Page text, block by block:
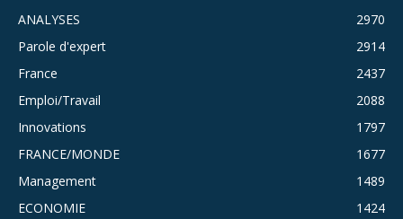
ANALYSES
2970
Parole d'expert
2914
France
2437
Emploi/Travail
2088
Innovations
1797
FRANCE/MONDE
1677
Management
1489
ECONOMIE
1424